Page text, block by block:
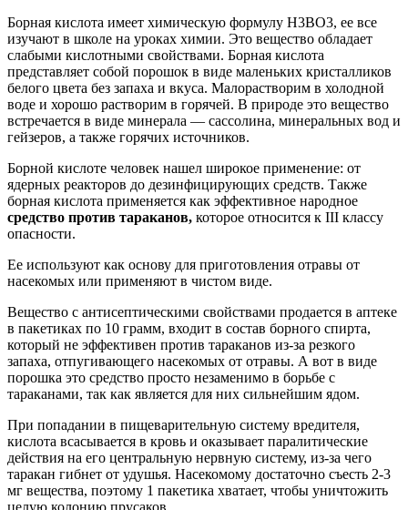
Борная кислота имеет химическую формулу H3BO3, ее все
изучают в школе на уроках химии. Это вещество обладает
слабыми кислотными свойствами. Борная кислота
представляет собой порошок в виде маленьких кристалликов
белого цвета без запаха и вкуса. Малорастворим в холодной
воде и хорошо растворим в горячей. В природе это вещество
встречается в виде минерала — сассолина, минеральных вод и
гейзеров, а также горячих источников.
Борной кислоте человек нашел широкое применение: от
ядерных реакторов до дезинфицирующих средств. Также
борная кислота применяется как эффективное народное
средство против тараканов, которое относится к III классу
опасности.
Ее используют как основу для приготовления отравы от
насекомых или применяют в чистом виде.
Вещество с антисептическими свойствами продается в аптеке
в пакетиках по 10 грамм, входит в состав борного спирта,
который не эффективен против тараканов из-за резкого
запаха, отпугивающего насекомых от отравы. А вот в виде
порошка это средство просто незаменимо в борьбе с
тараканами, так как является для них сильнейшим ядом.
При попадании в пищеварительную систему вредителя,
кислота всасывается в кровь и оказывает паралитические
действия на его центральную нервную систему, из-за чего
таракан гибнет от удушья. Насекомому достаточно съесть 2-3
мг вещества, поэтому 1 пакетика хватает, чтобы уничтожить
целую колонию прусаков.